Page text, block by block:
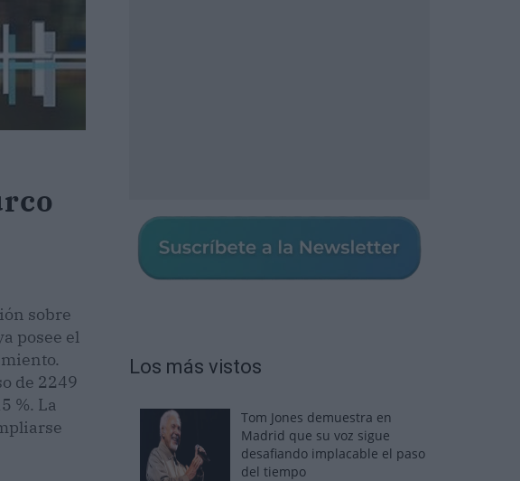
sobre
posee el
de 2249
%. La
Los más vistos
Tom Jones demuestra en
Madrid que su voz sigue
desafiando implacable el paso
del tiempo